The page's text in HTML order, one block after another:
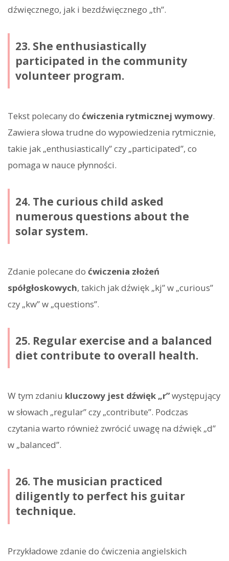
dźwięcznego, jak i bezdźwięcznego „th”.
23. She enthusiastically
participated in the community
volunteer program.
Tekst polecany do ćwiczenia rytmicznej wymowy.
Zawiera słowa trudne do wypowiedzenia rytmicznie,
takie jak „enthusiastically” czy „participated”, co
pomaga w nauce płynności.
24. The curious child asked
numerous questions about the
solar system.
Zdanie polecane do ćwiczenia złożeń
spółgłoskowych, takich jak dźwięk „kj” w „curious”
czy „kw” w „questions”.
25. Regular exercise and a balanced
diet contribute to overall health.
W tym zdaniu kluczowy jest dźwięk „r”występujący
w słowach „regular” czy „contribute”. Podczas
czytania warto również zwrócić uwagę na dźwięk „d”
w „balanced”.
26. The musician practiced
diligently to perfect his guitar
technique.
Przykładowe zdanie do ćwiczenia angielskich